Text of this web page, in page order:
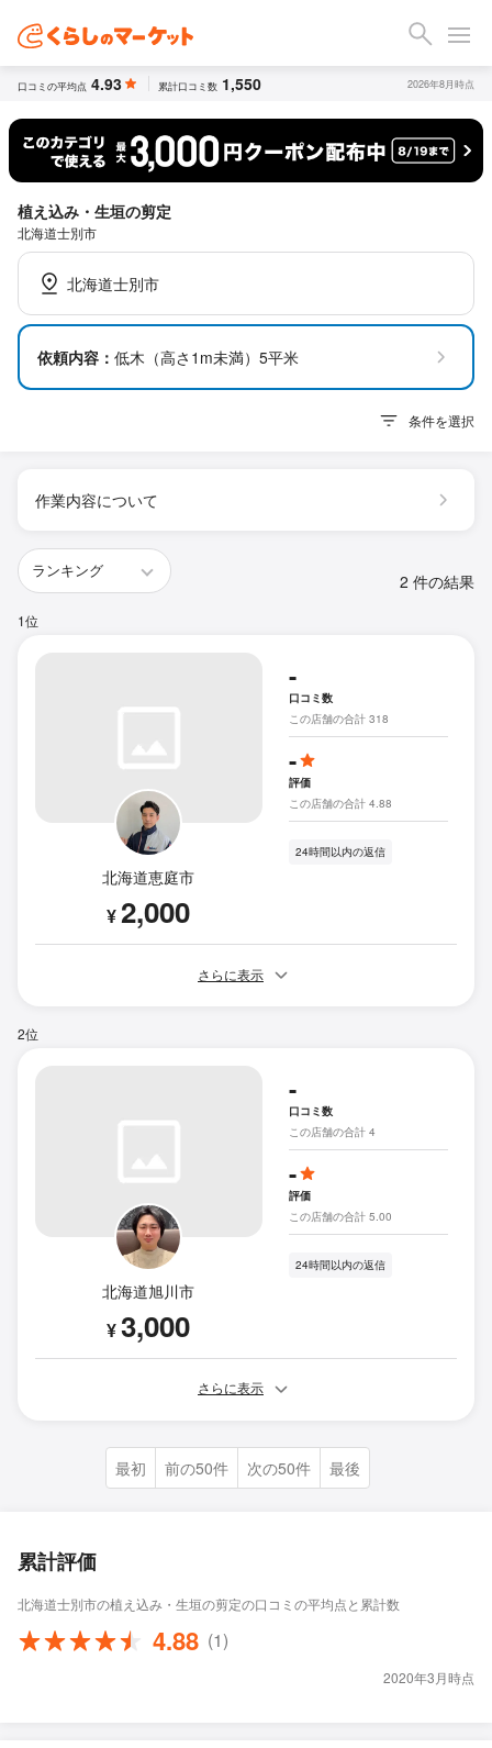
口コミの平均点 4.93 累計口コミ数 1,550 2026年8月時点
植え込み・生垣の剪定
北海道士別市
北海道士別市
依頼内容： 低木（高さ1m未満）5平米
条件を選択
作業内容について
2 件の結果
1位
北海道恵庭市
¥2,000
-
口コミ数
この店舗の合計 318
-
評価
この店舗の合計 4.88
24時間以内の返信
さらに表示
2位
北海道旭川市
¥3,000
-
口コミ数
この店舗の合計 4
-
評価
この店舗の合計 5.00
24時間以内の返信
さらに表示
最初 前の50件 次の50件 最後
累計評価
北海道士別市の植え込み・生垣の剪定の口コミの平均点と累計数
4.88 (1)
2020年3月時点